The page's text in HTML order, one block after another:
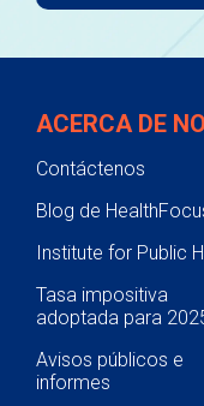
ACERCA DE
Contáctenos
Blog de
Institute for Public
Tasa impositiva
adoptada para
Avisos públicos e
informes